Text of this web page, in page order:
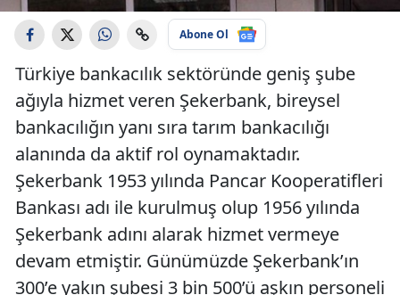
Abone Ol
Türkiye bankacılık sektöründe geniş şube
ağıyla hizmet veren Şekerbank, bireysel
bankacılığın yanı sıra tarım bankacılığı
alanında da aktif rol oynamaktadır.
Şekerbank 1953 yılında Pancar Kooperatifleri
Bankası adı ile kurulmuş olup 1956 yılında
Şekerbank adını alarak hizmet vermeye
devam etmiştir. Günümüzde Şekerbank’ın
300’e yakın şubesi 3 bin 500’ü aşkın personeli